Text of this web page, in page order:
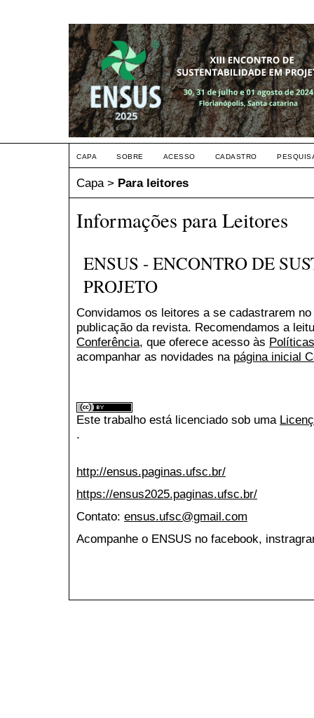
CAPA SOBRE ACESSO CADASTRO
Capa> Para leitores
Informações para Leitores
ENSUS - ENCONTRO DE
PROJETO
Convidamos os leitores a se cadastrarem
publicação da revista. Recomendamos a
Conferência, que oferece acesso às
acompanhar as novidades na página inicial
Este trabalho está licenciado sob uma
.
http://ensus.paginas.ufsc.br/
https://ensus2025.paginas.ufsc.br/
Contato: ensus.ufsc@gmail.com
Acompanhe o ENSUS no facebook,